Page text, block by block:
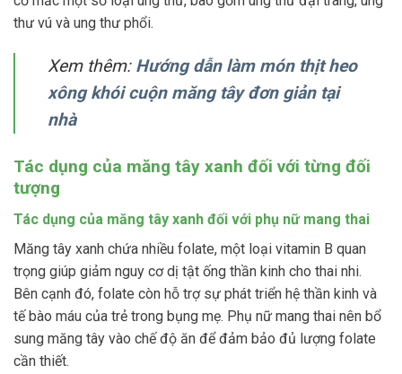
thư vú và ung thư phổi.
Xem thêm: Hướng dẫn làm món thịt heo
xông khói cuộn măng tây đơn giản tại
nhà
Tác dụng của măng tây xanh đối với từng đối
tượng
Tác dụng của măng tây xanh đối với phụ nữ mang thai
Măng tây xanh chứa nhiều folate, một loại vitamin B quan
trọng giúp giảm nguy cơ dị tật ống thần kinh cho thai nhi.
Bên cạnh đó, folate còn hỗ trợ sự phát triển hệ thần kinh và
tế bào máu của trẻ trong bụng mẹ. Phụ nữ mang thai nên bổ
sung măng tây vào chế độ ăn để đảm bảo đủ lượng folate
cần thiết.